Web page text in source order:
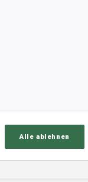
Alle ablehnen